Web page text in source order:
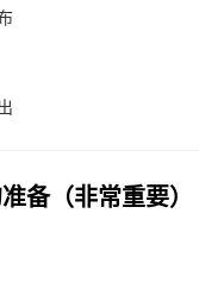
备（非常重要）